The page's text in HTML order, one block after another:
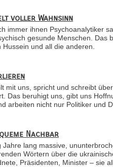
voller Wahnsinn
immer ihnen Psychoanalytiker
gesunde Menschen. Das
Hussein und all die anderen.
mit uns, spricht und schreibt
Das beruhigt uns, gibt uns
arbeiten nicht nur Politiker und
Nachbar
Jahre lang massive,
Wörtern über die
Präsidenten, Minister – sie